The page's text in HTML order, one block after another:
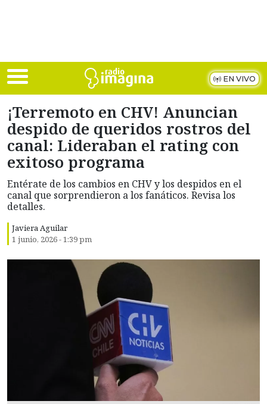
EN VIVO
¡Terremoto en CHV! Anuncian
despido de queridos rostros del
canal: Lideraban el rating con
exitoso programa
Entérate de los cambios en CHV y los despidos en el
canal que sorprendieron a los fanáticos. Revisa los
detalles.
Javiera Aguilar
1 junio, 2026 - 1:39 pm